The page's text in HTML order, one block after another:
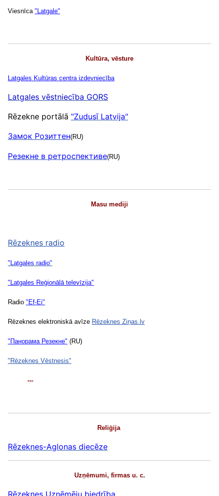
Viesnīca "Latgale"
Kultūra, vēsture
Latgales Kultūras centra izdevniecība
Latgales vēstniecība GORS
Rēzekne portālā "Zudusī Latvija"
Замок Розиттен(RU)
Резекне в ретроспективе(RU)
Masu mediji
Rēzeknes radio
"Latgales radio"
"Latgales Reģionālā televīzija"
Radio "Ef-Ei"
Rēzeknes elektroniskā avīze Rēzeknes Ziņas.lv
"Панорама Резекне" (RU)
"Rēzeknes Vēstnesis"
---
Reliģija
Rēzeknes-Aglonas diecēze
Uzņēmumi, firmas u. c.
Rēzeknes Uzņēmēju biedrība